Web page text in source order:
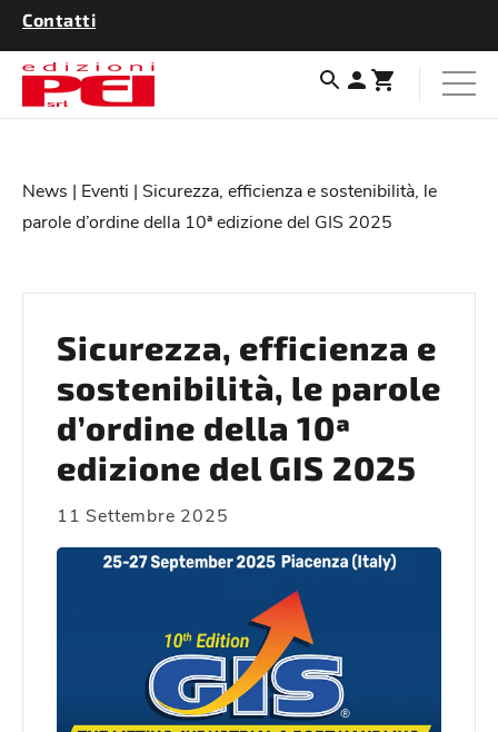
Contatti
News | Eventi | Sicurezza, efficienza e sostenibilità, le
parole d’ordine della 10ª edizione del GIS 2025
Sicurezza, efficienza e
sostenibilità, le parole
d’ordine della 10ª
edizione del GIS 2025
11 Settembre 2025